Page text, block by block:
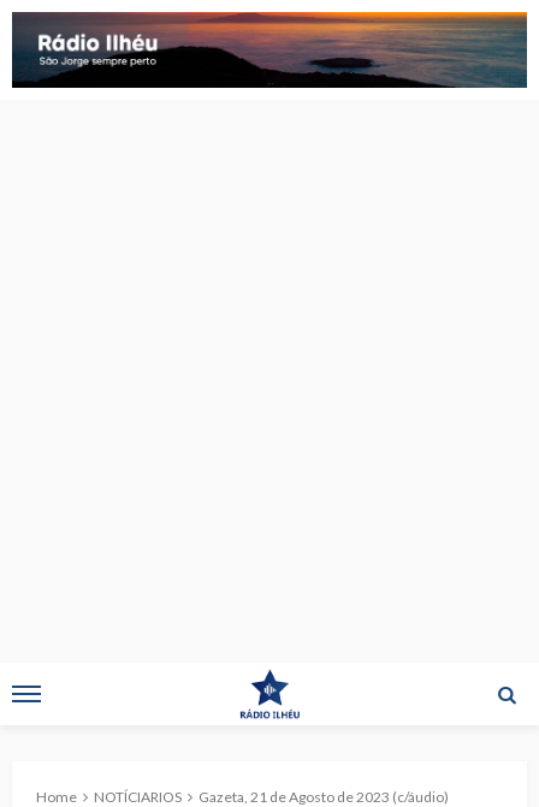
Home NOTÍCIARIOS Gazeta, 21 de Agosto de 2023 (c/áudio)